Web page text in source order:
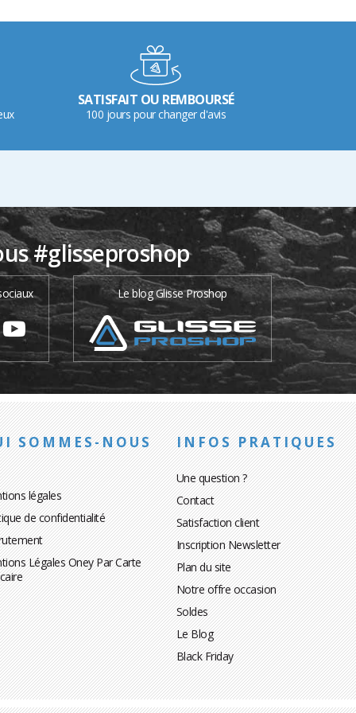
SATISFAIT OU REMBOURSÉ
100 jours pour changer d'avis
#glisseproshop
Le blog Glisse Proshop
SOMMES-NOUS
légales
de confidentialité
Légales Oney Par Carte
INFOS PRATIQUES
Une question ?
Contact
Satisfaction client
Inscription Newsletter
Plan du site
Notre offre occasion
Soldes
Le Blog
Black Friday